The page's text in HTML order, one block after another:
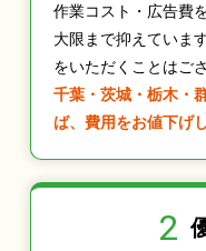
作業コスト・広告費
大限まで抑えていま
をいただくことはご
千葉・茨城・栃木・
ば、費用をお値下げ
2